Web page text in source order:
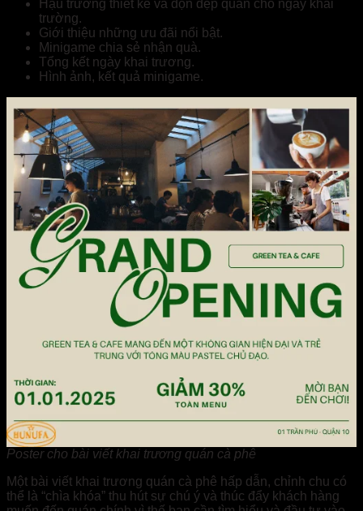
Hậu trường thiết kế và dọn dẹp quán cho ngày khai
trường.
Giới thiệu những ưu đãi nổi bật.
Minigame chia sẻ nhận quà.
Tổng kết ngày khai trương.
Hình ảnh, kết quả minigame.
Poster cho bài viết khai trương quán cà phê
Một bài viết khai trương quán cà phê hấp dẫn, chỉnh chu có
thể là “chìa khóa” thu hút sự chú ý và thúc đẩy khách hàng